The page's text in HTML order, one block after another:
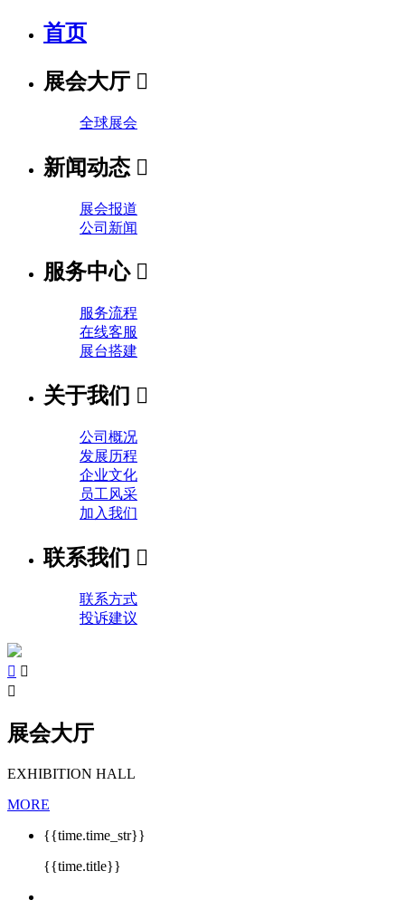
首页
展会大厅 
全球展会
新闻动态 
展会报道
公司新闻
服务中心 
服务流程
在线客服
展台搭建
关于我们 
公司概况
发展历程
企业文化
员工风采
加入我们
联系我们 
联系方式
投诉建议
 

展会大厅
EXHIBITION HALL
MORE
{{time.time_str}}
{{time.title}}